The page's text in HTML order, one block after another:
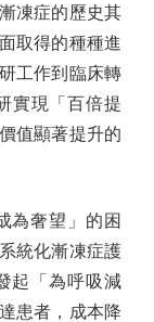
凍症的歷史其
取得的種種進
工作到臨床轉
實現「百倍提
值顯著提升的
奢望」的困
統化漸凍症護
起「為呼吸減
患者，成本降